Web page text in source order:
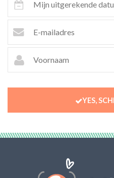
YES,